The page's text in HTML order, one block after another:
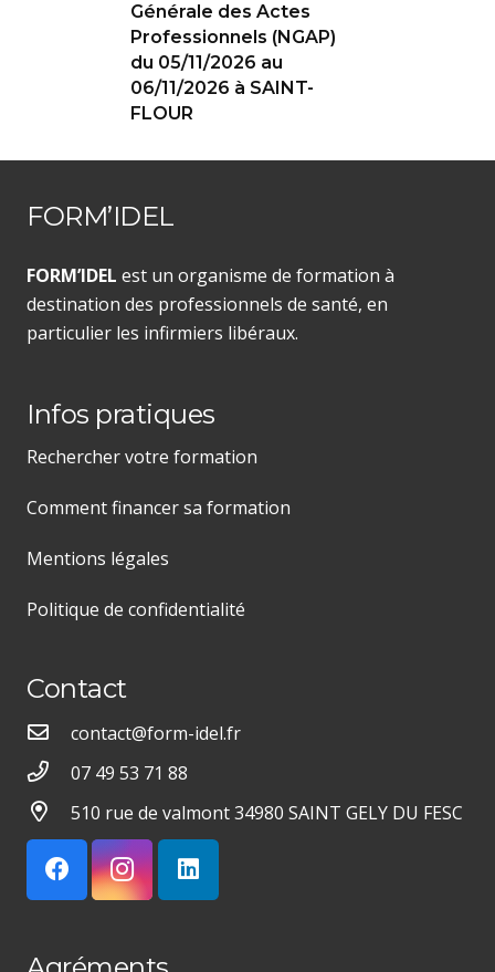
Générale des Actes
Professionnels (NGAP)
du 05/11/2026 au
06/11/2026 à SAINT-
FLOUR
FORM’IDEL
FORM’IDEL est un organisme de formation à
destination des professionnels de santé, en
particulier les infirmiers libéraux.
Infos pratiques
Rechercher votre formation
Comment financer sa formation
Mentions légales
Politique de confidentialité
Contact
contact@form-idel.fr
07 49 53 71 88
510 rue de valmont 34980 SAINT GELY DU FESC